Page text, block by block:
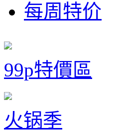
每周特价
99p特價區
火锅季